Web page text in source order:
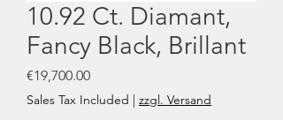
10.92 Ct. Diamant,
Fancy Black, Brillant
€19,700.00Price
Sales Tax Included | zzgl. Versand